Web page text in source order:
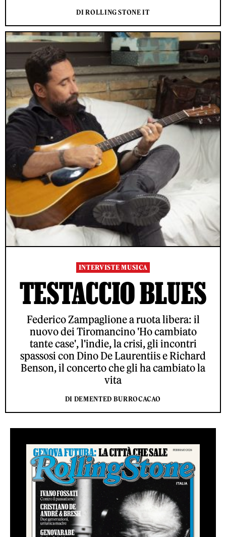
DI ROLLING STONE IT
INTERVISTE MUSICA
TESTACCIO BLUES
Federico Zampaglione a ruota libera: il
nuovo dei Tiromancino 'Ho cambiato
tante case', l'indie, la crisi, gli incontri
spassosi con Dino De Laurentiis e Richard
Benson, il concerto che gli ha cambiato la
vita
DI DEMENTED BURROCACAO